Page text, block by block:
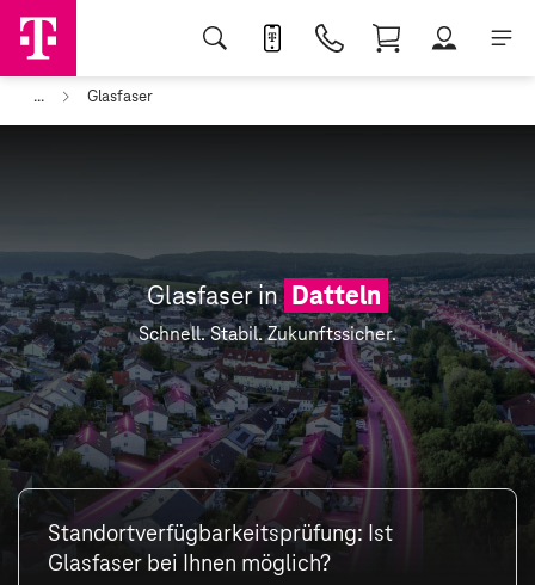
... Glasfaser
Glasfaser in Datteln
Schnell. Stabil. Zukunftssicher.
Standortverfügbarkeitsprüfung: Ist
Glasfaser bei Ihnen möglich?